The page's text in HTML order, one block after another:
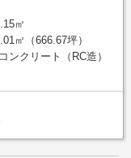
㎡
㎡（666.67坪）
ンクリート（RC造）